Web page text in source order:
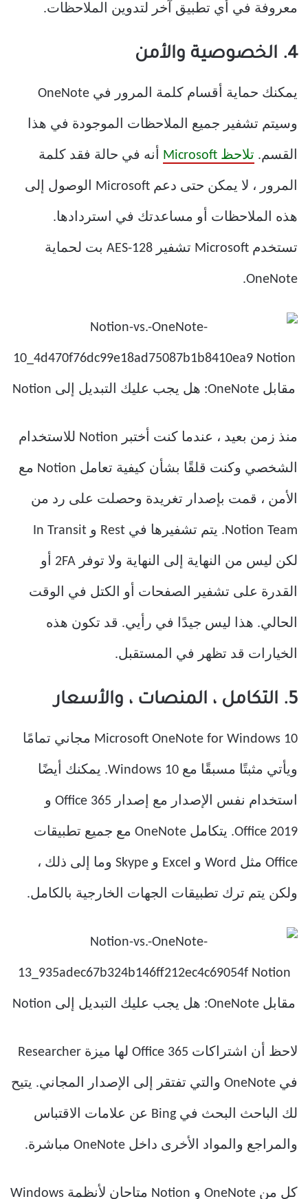
معروفة في أي تطبيق آخر لتدوين الملاحظات.
4. الخصوصية والأمن
يمكنك حماية أقسام كلمة المرور في OneNote
وسيتم تشفير جميع الملاحظات الموجودة في هذا
القسم. تلاحظ Microsoft أنه في حالة فقد كلمة
المرور ، لا يمكن حتى دعم Microsoft الوصول إلى
هذه الملاحظات أو مساعدتك في استردادها.
تستخدم Microsoft تشفير AES-128 بت لحماية
OneNote.
منذ زمن بعيد ، عندما كنت أختبر Notion للاستخدام
الشخصي وكنت قلقًا بشأن كيفية تعامل Notion مع
الأمن ، قمت بإصدار تغريدة وحصلت على رد من
Notion Team. يتم تشفيرها في Rest و In Transit
لكن ليس من النهاية إلى النهاية ولا توفر 2FA أو
القدرة على تشفير الصفحات أو الكتل في الوقت
الحالي. هذا ليس جيدًا في رأيي. قد تكون هذه
الخيارات قد تظهر في المستقبل.
5. التكامل ، المنصات ، والأسعار
Microsoft OneNote for Windows 10 مجاني تمامًا
ويأتي مثبتًا مسبقًا مع Windows 10. يمكنك أيضًا
استخدام نفس الإصدار مع إصدار Office 365 و
Office 2019. يتكامل OneNote مع جميع تطبيقات
Office مثل Word و Excel و Skype وما إلى ذلك ،
ولكن يتم ترك تطبيقات الجهات الخارجية بالكامل.
لاحظ أن اشتراكات Office 365 لها ميزة Researcher
في OneNote والتي تفتقر إلى الإصدار المجاني. يتيح
لك الباحث البحث في Bing عن علامات الاقتباس
والمراجع والمواد الأخرى داخل OneNote مباشرة.
كل من OneNote و Notion متاحان لأنظمة Windows